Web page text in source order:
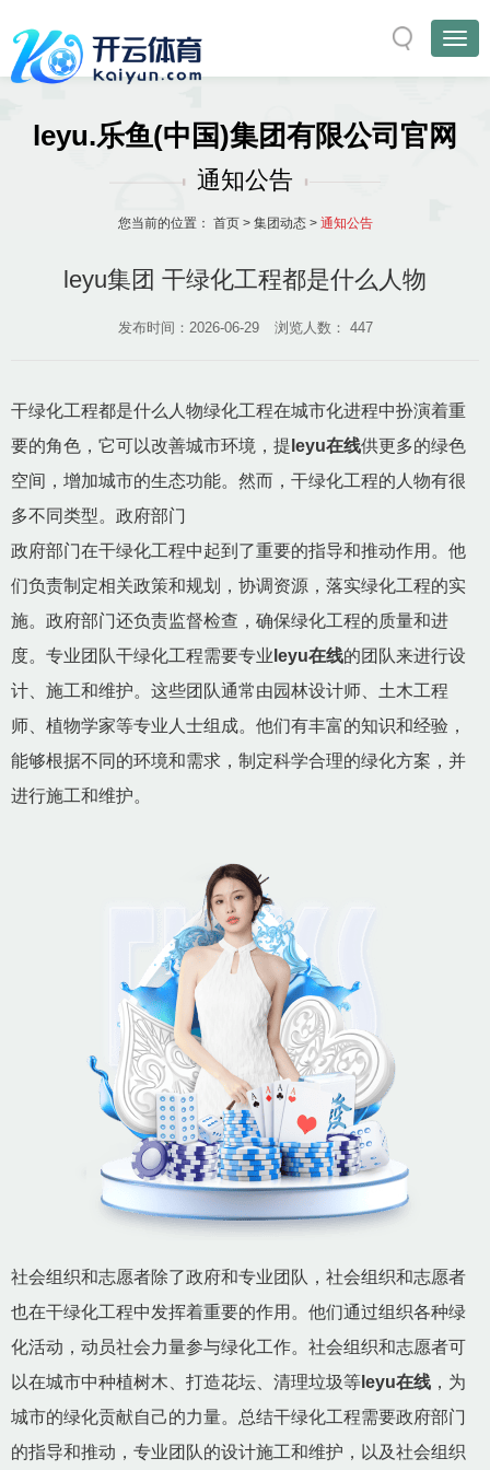
leyu.乐鱼(中国)集团有限公司官网
通知公告
您当前的位置： 首页> 集团动态> 通知公告
leyu集团 干绿化工程都是什么人物
发布时间：2026-06-29 浏览人数： 447
干绿化工程都是什么人物绿化工程在城市化进程中扮演着重
要的角色，它可以改善城市环境，提 leyu在线供更多的绿色
空间，增加城市的生态功能。然而，干绿化工程的人物有很
多不同类型。政府部门
政府部门在干绿化工程中起到了重要的指导和推动作用。他
们负责制定相关政策和规划，协调资源，落实绿化工程的实
施。政府部门还负责监督检查，确保绿化工程的质量和进
度。专业团队干绿化工程需要专业 leyu在线的团队来进行设
计、施工和维护。这些团队通常由园林设计师、土木工程
师、植物学家等专业人士组成。他们有丰富的知识和经验，
能够根据不同的环境和需求，制定科学合理的绿化方案，并
进行施工和维护。
社会组织和志愿者除了政府和专业团队，社会组织和志愿者
也在干绿化工程中发挥着重要的作用。他们通过组织各种绿
化活动，动员社会力量参与绿化工作。社会组织和志愿者可
以在城市中种植树木、打造花坛、清理垃圾等 leyu在线 ，为
城市的绿化贡献自己的力量。总结干绿化工程需要政府部门
的指导和推动，专业团队的设计施工和维护，以及社会组织